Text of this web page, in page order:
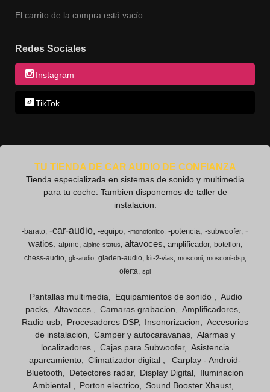
El carrito de la compra está vacío
Redes Sociales
Instagram
TikTok
TU TIENDA DE CAR AUDIO DE CONFIANZA
Tienda especializada en sistemas de sonido y multimedia
para tu coche. Tambien disponemos de taller de
instalacion.
-barato -car-audio -equipo -monofonico -potencia -subwoofer -
watios
alpine alpine-status altavoces amplificador
botellon
chess-audio
gk-audio gladen-audio kit-2-vias mosconi mosconi-dsp
oferta spl
Pantallas multimedia Equipamientos de sonido
Audio
packs
Altavoces Camaras grabacion
Amplificadores
Radio usb
Procesadores DSP Insonorizacion
Accesorios
de instalacion
Camper y autocaravanas
Alarmas y
localizadores
Cajas para Subwoofer
Asistencia
aparcamiento
Climatizador digital
Carplay - Android-
Bluetooth
Detectores radar Display Digital
Iluminacion
Ambiental
Porton electrico
Sound Booster Xhaust